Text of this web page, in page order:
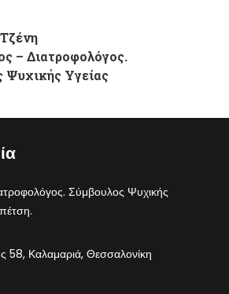
– Διατροφολόγος.
Ψυχικής Υγείας
Σύμβουλος Ψυχικής
58, Καλαμαριά, Θεσσαλονίκη